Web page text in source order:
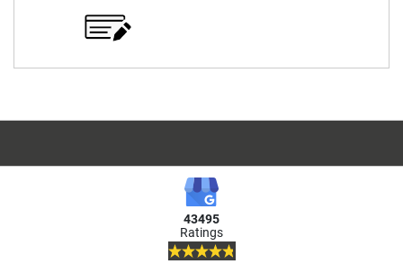
43495
Ratings